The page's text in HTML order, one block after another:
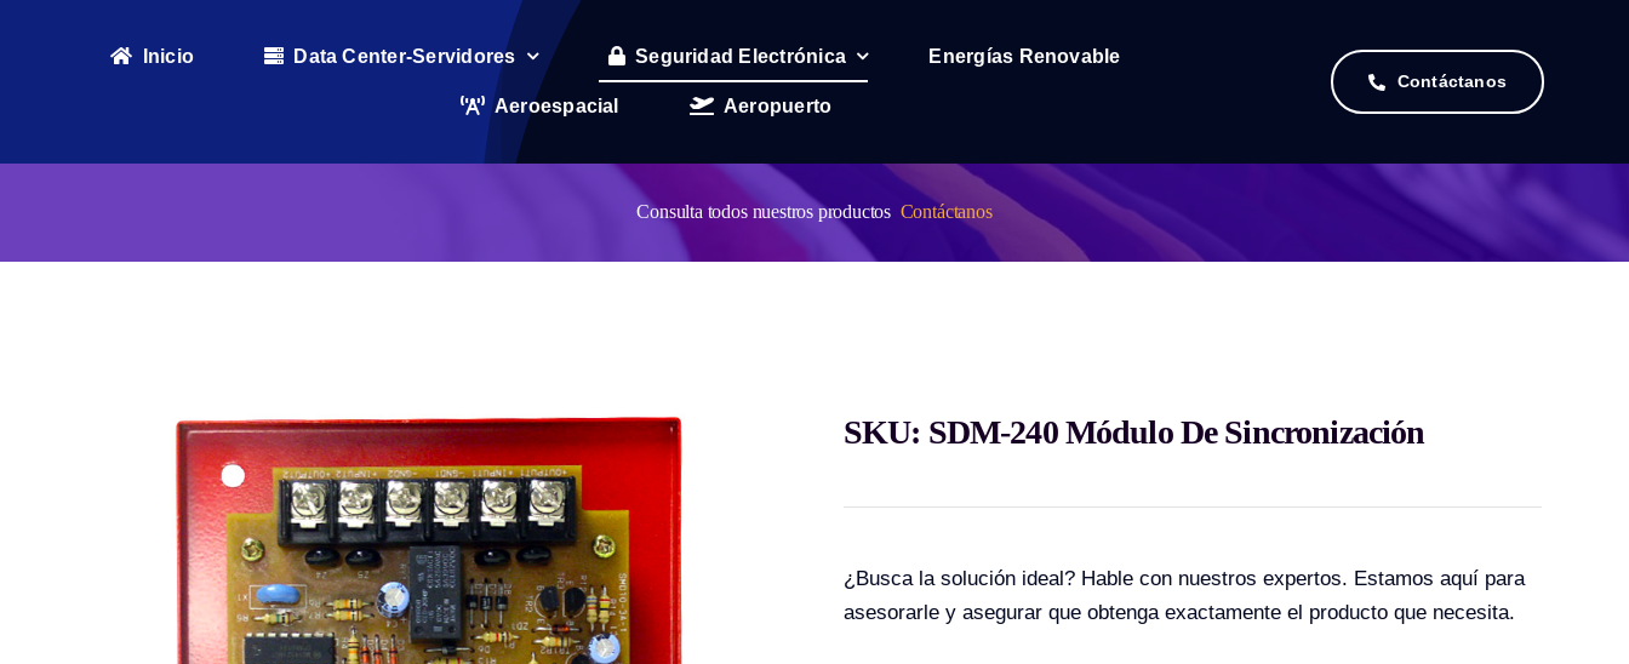
Inicio Data Center-Servidores Seguridad Electrónica Energías Renovable
Aeroespacial Aeropuerto
Contáctanos
Consulta todos nuestros productos Contáctanos
SKU: SDM-240 Módulo De Sincronización
¿Busca la solución ideal? Hable con nuestros expertos. Estamos aquí para
asesorarle y asegurar que obtenga exactamente el producto que necesita.